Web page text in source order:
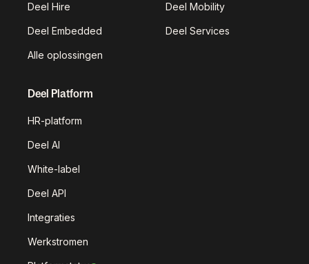
Deel Hire Deel Mobility
Deel Embedded Deel Services
Alle oplossingen
Deel Platform
HR-platform
Deel AI
White-label
Deel API
Integraties
Werkstromen